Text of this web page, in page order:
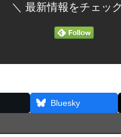
＼ 最新情報をチェッ
Bluesky